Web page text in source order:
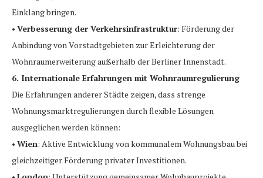
Einklang bringen.
• Verbesserung der Verkehrsinfrastruktur: Förderung der
Anbindung von Vorstadtgebieten zur Erleichterung der
Wohnraumerweiterung außerhalb der Berliner Innenstadt.
6. Internationale Erfahrungen mit Wohnraumregulierung
Die Erfahrungen anderer Städte zeigen, dass strenge
Wohnungsmarktregulierungen durch flexible Lösungen
ausgeglichen werden können:
• Wien: Aktive Entwicklung von kommunalem Wohnungsbau bei
gleichzeitiger Förderung privater Investitionen.